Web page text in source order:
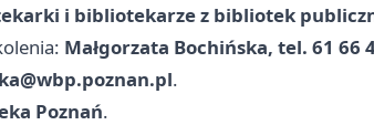
i bibliotekarze z bibliotek
Małgorzata Bochińska, tel. 61 66
.
Poznań.